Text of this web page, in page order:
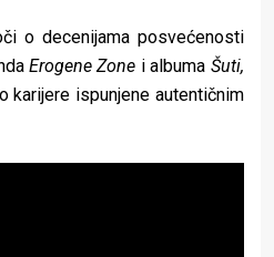
o decenijama posvećenosti
Erogene Zone i albuma Šuti,
karijere ispunjene autentičnim